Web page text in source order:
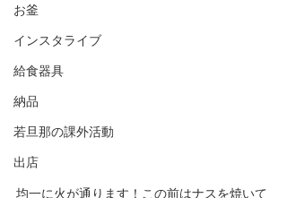
お釜
インスタライブ
給食器具
納品
若旦那の課外活動
出店
均一に火が通ります！この前はナスを焼いて